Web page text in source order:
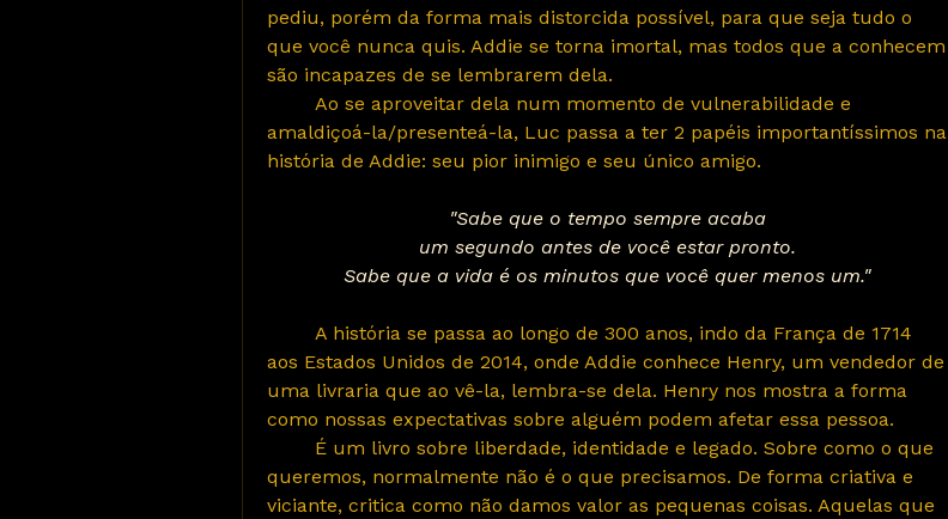
pediu, porém da forma mais distorcida possível, para que seja tudo o
que você nunca quis. Addie se torna imortal, mas todos que a conhecem
são incapazes de se lembrarem dela.
amaldiçoá-la/presenteá-la, Luc passa a ter 2 papéis importantíssimos na
história de Addie: seu pior inimigo e seu único amigo.
"Sabe que o tempo sempre acaba
um segundo antes de você estar pronto.
Sabe que a vida é os minutos que você quer menos um."
aos Estados Unidos de 2014, onde Addie conhece Henry, um vendedor de
uma livraria que ao vê-la, lembra-se dela. Henry nos mostra a forma
como nossas expectativas sobre alguém podem afetar essa pessoa.
queremos, normalmente não é o que precisamos. De forma criativa e
viciante, critica como não damos valor as pequenas coisas. Aquelas que